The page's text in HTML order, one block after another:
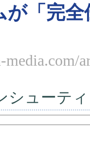
が「完
media.com/
シューテ